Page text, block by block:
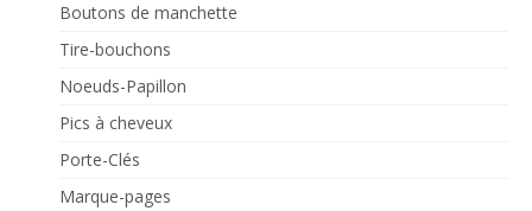
Boutons de manchette
Tire-bouchons
Noeuds-Papillon
Pics à cheveux
Porte-Clés
Marque-pages